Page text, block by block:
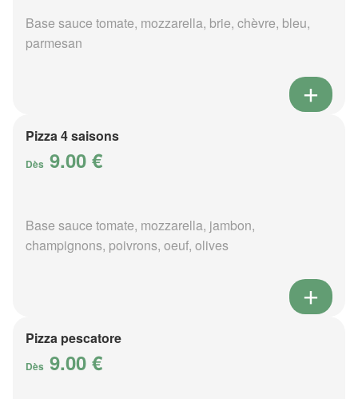
Base sauce tomate, mozzarella, brie, chèvre, bleu,
parmesan
Pizza 4 saisons
Dès 9.00 €
Base sauce tomate, mozzarella, jambon,
champignons, poivrons, oeuf, olives
Pizza pescatore
Dès 9.00 €